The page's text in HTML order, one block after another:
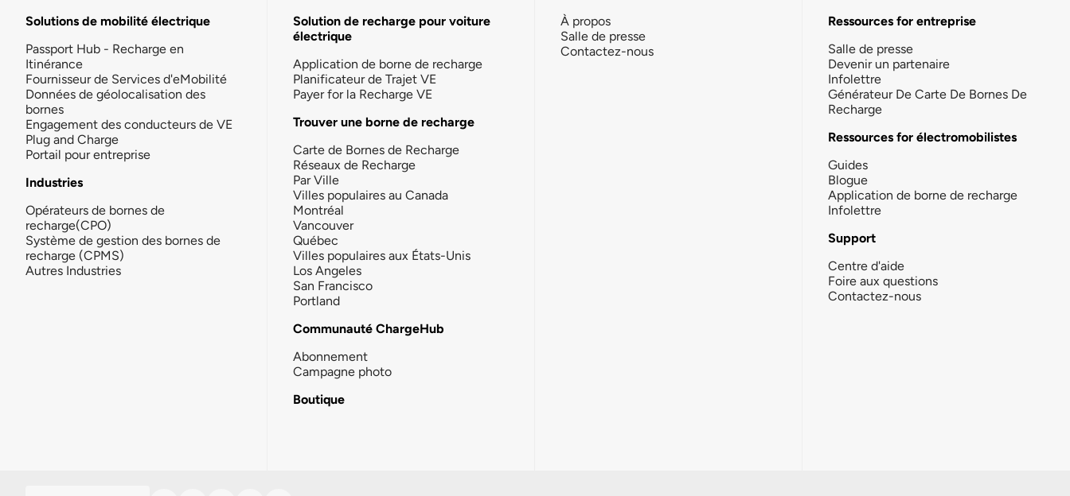
Solutions de mobilité électrique
Passport Hub - Recharge en
Itinérance
Fournisseur de Services d'eMobilité
Données de géolocalisation des
bornes
Engagement des conducteurs de VE
Plug and Charge
Portail pour entreprise
Industries
Opérateurs de bornes de
recharge(CPO)
Système de gestion des bornes de
recharge (CPMS)
Autres Industries
Solution de recharge pour voiture
électrique
Application de borne de recharge
Planificateur de Trajet VE
Payer for la Recharge VE
Trouver une borne de recharge
Carte de Bornes de Recharge
Réseaux de Recharge
Par Ville
Villes populaires au Canada
Montréal
Vancouver
Québec
Villes populaires aux États-Unis
Los Angeles
San Francisco
Portland
Communauté ChargeHub
Abonnement
Campagne photo
Boutique
À propos
Salle de presse
Contactez-nous
Ressources for entreprise
Salle de presse
Devenir un partenaire
Infolettre
Générateur De Carte De Bornes De
Recharge
Ressources for électromobilistes
Guides
Blogue
Application de borne de recharge
Infolettre
Support
Centre d'aide
Foire aux questions
Contactez-nous